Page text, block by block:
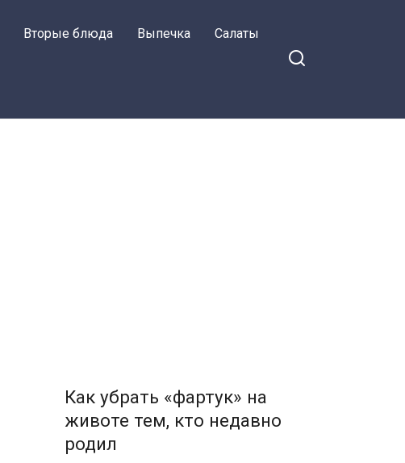
Вторые блюда Выпечка Салаты
Как убрать «фартук» на
животе тем, кто недавно
родил